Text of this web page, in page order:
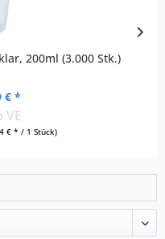
200ml (3.000 Stk.)
€ *
VE
€ * / 1 Stück)